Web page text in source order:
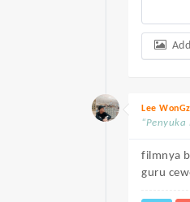
Lee WonGz
“Penyuka
filmnya b
guru